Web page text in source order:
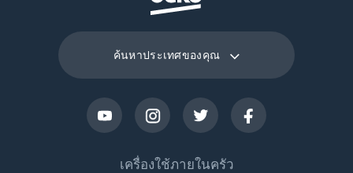
ค้นหาประเทศของคุณ
เครื่องใช้ภายในครัว